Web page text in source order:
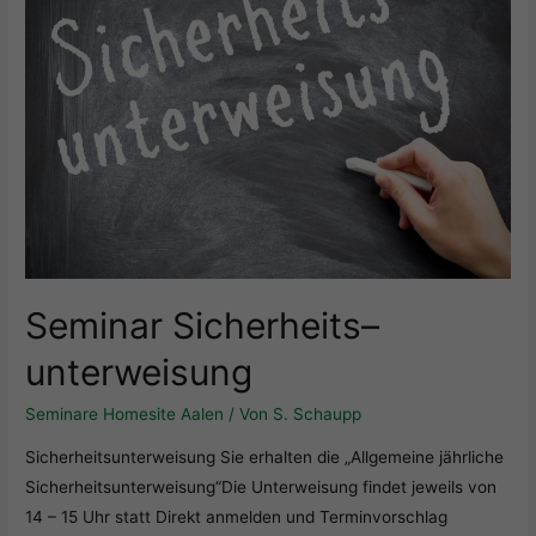
Seminar Sicherheits–
unterweisung
Seminare Homesite Aalen / Von S. Schaupp
Sicherheitsunterweisung Sie erhalten die „Allgemeine jährliche
Sicherheitsunterweisung“Die Unterweisung findet jeweils von
14 – 15 Uhr statt Direkt anmelden und Terminvorschlag
Zurück
Datenschutzeinstellungen
Essenziell (1)
Essenzielle Cookies ermöglichen grundlegende Funktionen und sind
für die einwandfreie Funktion der Website erforderlich.
Cookie-Informationen anzeigen
Externe Medien (7)
Inhalte von Videoplattformen und Social-Media-Plattformen werden
standardmäßig blockiert. Wenn Cookies von externen Medien
manuellen Einwilligung mehr.
powered by Borlabs Cookie